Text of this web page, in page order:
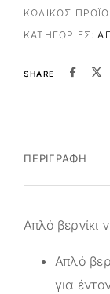
ΚΩΔΙΚΌΣ
ΚΑΤΗΓΟΡΊΕΣ:
SHARE
ΠΕΡΙΓΡΑΦΉ
Απλό βερνίκι
Απλό
για